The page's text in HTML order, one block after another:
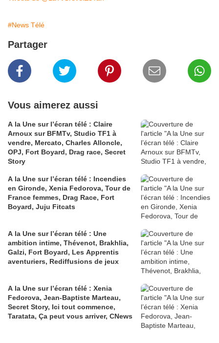
#News Télé
Partager
Vous aimerez aussi
A la Une sur l’écran télé : Claire
Arnoux sur BFMTv, Studio TF1 à
vendre, Mercato, Charles Alloncle,
OPJ, Fort Boyard, Drag race, Secret
Story
A la Une sur l’écran télé : Incendies
en Gironde, Xenia Fedorova, Tour de
France femmes, Drag Race, Fort
Boyard, Juju Fitcats
A la Une sur l’écran télé : Une
ambition intime, Thévenot, Brakhlia,
Galzi, Fort Boyard, Les Apprentis
aventuriers, Rediffusions de jeux
A la Une sur l’écran télé : Xenia
Fedorova, Jean-Baptiste Marteau,
Secret Story, Ici tout commence,
Taratata, Ça peut vous arriver, CNews